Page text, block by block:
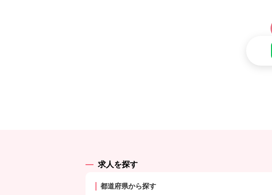
求人を探す
都道府県から探す